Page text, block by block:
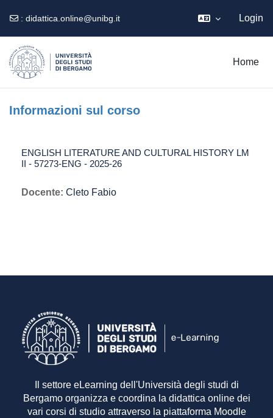
: didattica.online@unibg.it Login
Home
Informazioni sul corso
ENGLISH LITERATURE AND CULTURAL HISTORY LM
II - 57273-ENG - 2025-26
Docente: Cleto Fabio
Il settore eLearning dell'Università degli studi di
Bergamo organizza e coordina la didattica online dei
vari corsi di studio attraverso la piattaforma Moodle